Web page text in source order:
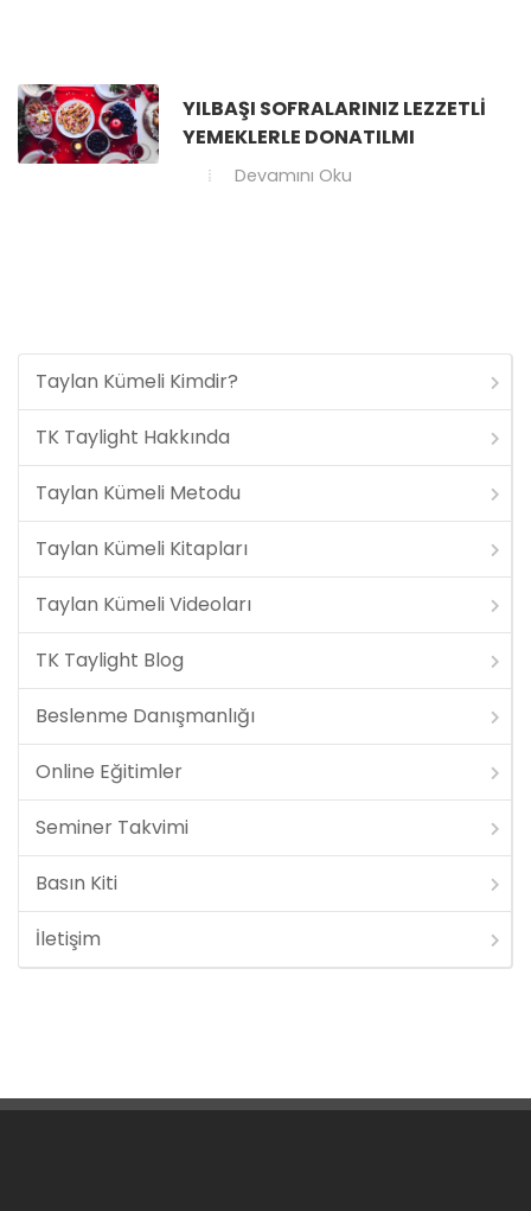
YILBAŞI SOFRALARINIZ LEZZETLI
YEMEKLERLE DONATILMI
Devamını Oku
Taylan Kümeli Kimdir?
TK Taylight Hakkında
Taylan Kümeli Metodu
Taylan Kümeli Kitapları
Taylan Kümeli Videoları
TK Taylight Blog
Beslenme Danışmanlığı
Online Eğitimler
Seminer Takvimi
Basın Kiti
İletişim